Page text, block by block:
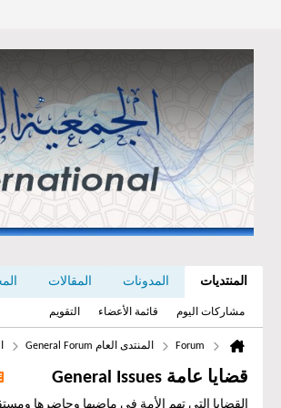
المنتديات المدونات المقالات
مشاركات اليوم قائمة الأعضاء التقويم
Forum المنتدى العام General Forum
قضايا عامة General Issues
القضايا التي تهم الأمة في ماضيها وحاضرها